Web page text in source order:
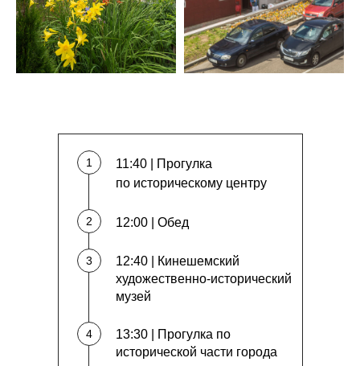
11:40 | Прогулка
по историческому центру
12:00 | Обед
12:40 | Кинешемский
художественно-исторический
музей
13:30 | Прогулка по
исторической части города
1
2
3
4